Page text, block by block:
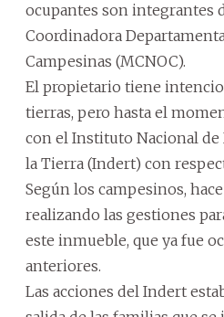
ocupantes son integrantes
Coordinadora
Campesinas (MCNOC).
El propietario tiene
tierras, pero hasta el
con el Instituto Nacional de
la Tierra (Indert) con
Según los campesinos,
realizando las gestiones
este inmueble, que ya fue
anteriores.
Las acciones del Indert